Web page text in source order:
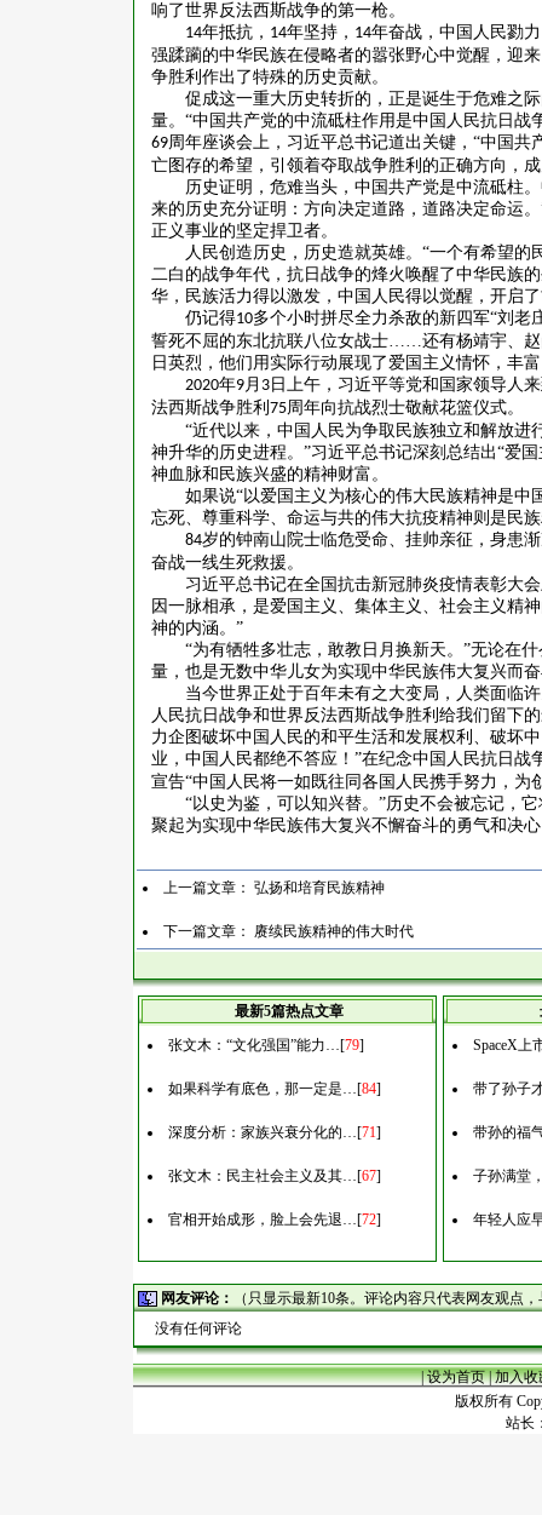
响了世界反法西斯战争的第一枪。
14年抵抗， 14年坚持， 14年奋战，中国人民勠
强蹂躏的中华民族在侵略者的嚣张野心中觉醒，迎
争胜利作出了特殊的历史贡献。
促成这一重大历史转折的，正是诞生于危难之
量。 “中国共产党的中流砥柱作用是中国人民抗日
69周年座谈会上，习近平总书记道出关键，“中国
亡图存的希望，引领着夺取战争胜利的正确方向，
历史证明，危难当头，中国共产党是中流砥柱
来的历史充分证明：方向决定道路，道路决定命运
正义事业的坚定捍卫者。
人民创造历史，历史造就英雄。 “一个有希望的
二白的战争年代，抗日战争的烽火唤醒了中华民族
华，民族活力得以激发，中国人民得以觉醒，开启
仍记得10多个小时拼尽全力杀敌的新四军“刘老
誓死不屈的东北抗联八位女战士……还有杨靖宇、
日英烈，他们用实际行动展现了爱国主义情怀，丰
2020年9月 3 日上午，习近平等党和国家领导人
法西斯战争胜利 75周年向抗战烈士敬献花篮仪式。
“近代以来，中国人民为争取民族独立和解放
神升华的历史进程。”习近平总书记深刻总结出“爱
神血脉和民族兴盛的精神财富。
如果说“以爱国主义为核心的伟大民族精神是中
忘死、尊重科学、命运与共的伟大抗疫精神则是民
84岁的钟南山院士临危受命、挂帅亲征，身患
奋战一线生死救援。
习近平总书记在全国抗击新冠肺炎疫情表彰大
因一脉相承，是爱国主义、集体主义、社会主义精
神的内涵。”
“为有牺牲多壮志，敢教日月换新天。”无论在
量，也是无数中华儿女为实现中华民族伟大复兴而
当今世界正处于百年未有之大变局，人类面临
人民抗日战争和世界反法西斯战争胜利给我们留下
力企图破坏中国人民的和平生活和发展权利、破坏
业，中国人民都绝不答应！”在纪念中国人民抗日战
宣告“中国人民将一如既往同各国人民携手努力，为
“以史为鉴，可以知兴替。”历史不会被忘记，
聚起为实现中华民族伟大复兴不懈奋斗的勇气和决
上一篇文章： 弘扬和培育民族精神
下一篇文章： 赓续民族精神的伟大时代
最新5篇热点文章
张文木：“文化强国”能力…[79]
如果科学有底色，那一定是…[84]
深度分析：家族兴衰分化的…[71]
张文木：民主社会主义及其…[67]
官相开始成形，脸上会先退…[72]
SpaceX
带了孙子
带孙的福
子孙满堂
年轻人应
网友评论：
（只显示最新10条。评论内容只代表网友观点
没有任何评论
|设为首页|加入收
版权所有
站长